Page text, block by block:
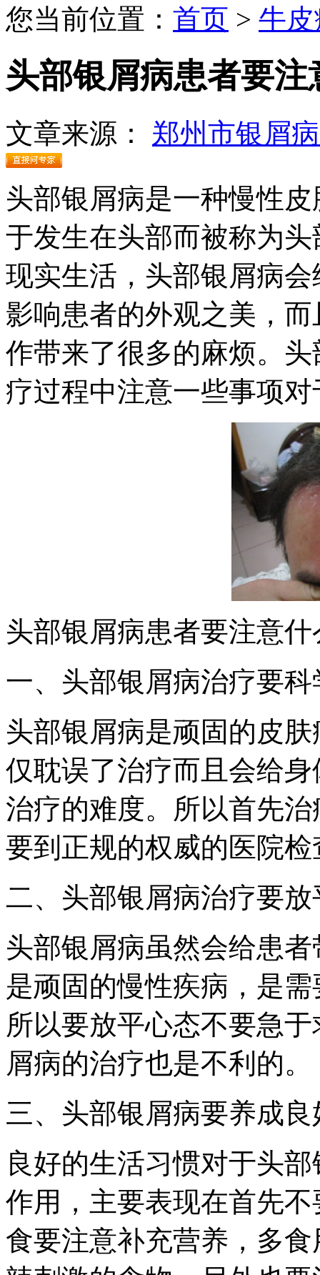
您当前位置： 首页 > 牛
头部银屑病患者要注
文章来源： 郑州市银屑
头部银屑病是一种慢性
于发生在头部而被称为
现实生活，头部银屑病
影响患者的外观之美，
作带来了很多的麻烦。
疗过程中注意一些事项
头部银屑病患者要注意什
一、头部银屑病治疗要
头部银屑病是顽固的皮
仅耽误了治疗而且会给
治疗的难度。所以首先
要到正规的权威的医院
二、头部银屑病治疗要
头部银屑病虽然会给患
是顽固的慢性疾病，是
所以要放平心态不要急
屑病的治疗也是不利的。
三、头部银屑病要养成
良好的生活习惯对于头
作用，主要表现在首先
食要注意补充营养，多